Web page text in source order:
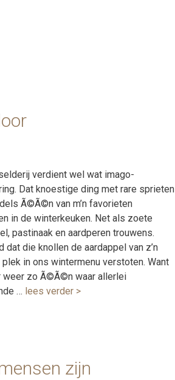
verdient wel wat imago-
Dat knoestige ding met rare sprieten
Ã©Ã©n van m’n favorieten
in de winterkeuken. Net als zoete
pastinaak en aardperen trouwens.
dat die knollen de aardappel van z’n
in ons wintermenu verstoten. Want
weer zo Ã©Ã©n waar allerlei
… lees verder >
zijn